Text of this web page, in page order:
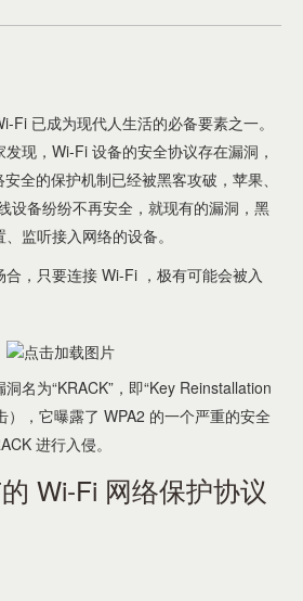
Fi 已成为现代人生活的必备要素之一。
现，Wi-Fi 设备的安全协议存在漏洞，
全的保护机制已经被黑客攻破，苹果、
设备纷纷不再安全，就现有的漏洞，黑
监听接入网络的设备。
，只要连接 Wi-Fi ，极有可能会被入
名为“KRACK”，即“Key Reinstallation
），它曝露了 WPA2 的一个严重的安全
进行入侵。
Wi-Fi 网络保护协议